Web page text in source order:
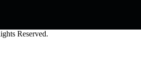
Reserved.